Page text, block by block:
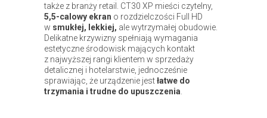
także z branży retail. CT30 XP mieści czytelny,
5,5-calowy ekran o rozdzielczości Full HD
w smukłej, lekkiej, ale wytrzymałej obudowie.
Delikatne krzywizny spełniają wymagania
estetyczne środowisk mających kontakt
z najwyższej rangi klientem w sprzedaży
detalicznej i hotelarstwie, jednocześnie
sprawiając, że urządzenie jestłatwe do
trzymania i trudne do upuszczenia